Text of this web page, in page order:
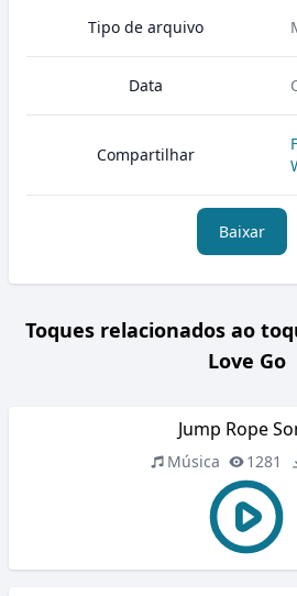
Tipo de arquivo
Data
Compartilhar
Baixar
Toques relacionados ao
Love Go
Jump Rope
Música 1281